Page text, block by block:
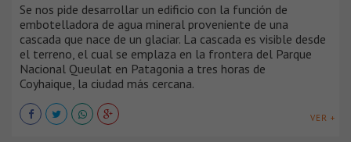
Se nos pide desarrollar un edificio con la función de
embotelladora de agua mineral proveniente de una
cascada que nace de un glaciar. La cascada es visible desde
el terreno, el cual se emplaza en la frontera del Parque
Nacional Queulat en Patagonia a tres horas de
Coyhaique, la ciudad más cercana.
VER +